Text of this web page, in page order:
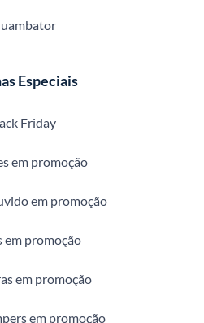
Especiais
Friday
em promoção
em promoção
em promoção
em promoção
em promoção